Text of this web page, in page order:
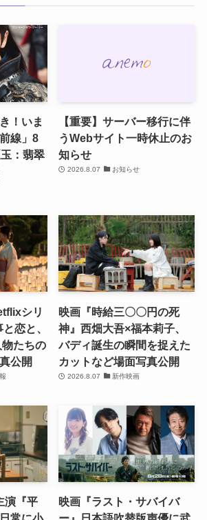
！いま
線」8
：翡翠
【重要】サーバー移行に伴
うWebサイト一時休止のお
知らせ
2026.8.07 お知らせ
シリ
恋と、
たちの
公開
映画『時給三〇〇円の死
神』西畑大吾×福本莉子、
バディ誕生の瞬間を捉えた
カットなど場面写真公開
2026.8.07 新作映画
演『平
映画『ラスト・サバイバ